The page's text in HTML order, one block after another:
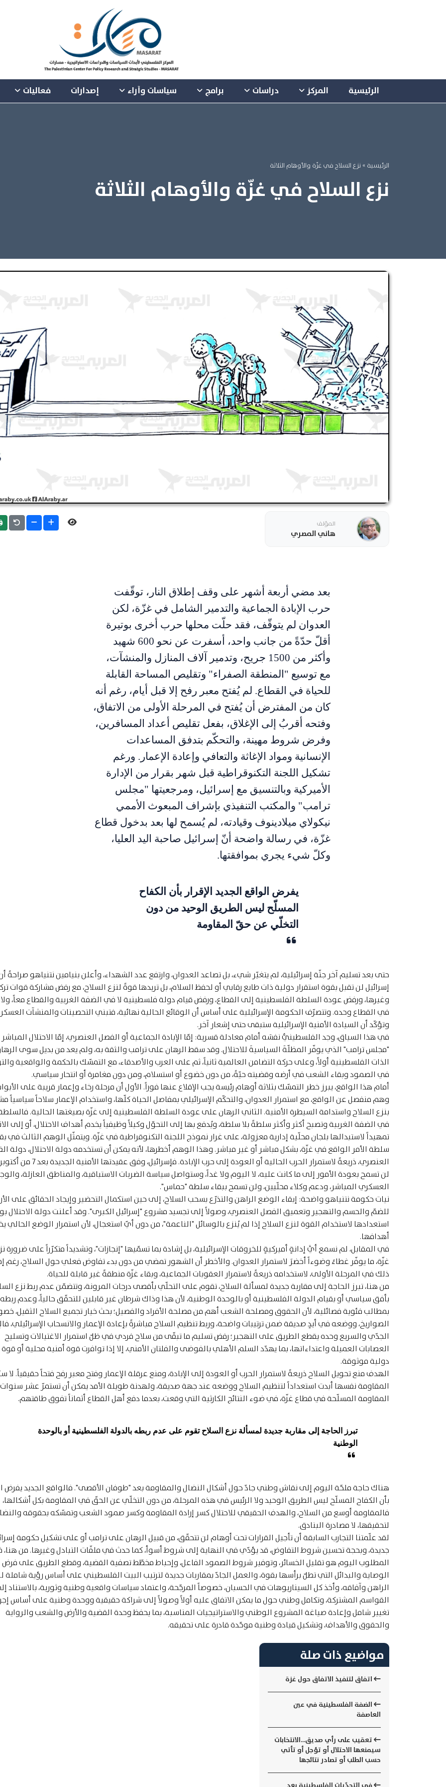
الرئيسية المركز دراسات برامج سياسات وآراء إصدارات فعاليات
الرئيسية » نزع السلاح في غزّة والأوهام الثلاثة
نزع السلاح في غزّة والأوهام الثلاثة
المؤلف
هاني المصري
بعد مضي أربعة أشهر على وقف إطلاق النار، توقّفت
حرب الإبادة الجماعية والتدمير الشامل في غزّة، لكن
العدوان لم يتوقّف، فقد حلّت محلها حرب أخرى بوتيرة
أقلّ حدّةً من جانب واحد، أسفرت عن نحو 600 شهيد
وأكثر من 1500 جريح، وتدمير آلاف المنازل والمنشآت،
مع توسيع "المنطقة الصفراء" وتقليص المساحة القابلة
للحياة في القطاع. لم يُفتح معبر رفح إلا قبل أيام، رغم أنه
كان من المفترض أن يُفتح في المرحلة الأولى من الاتفاق،
وفتحه أقربُ إلى الإغلاق، بفعل تقليص أعداد المسافرين،
وفرض شروط مهينة، والتحكّم بتدفق المساعدات
الإنسانية ومواد الإغاثة والتعافي وإعادة الإعمار. ورغم
تشكيل اللجنة التكنوقراطية قبل شهر بقرار من الإدارة
الأميركية وبالتنسيق مع إسرائيل، ومرجعيتها "مجلس
ترامب" والمكتب التنفيذي بإشراف المبعوث الأممي
نيكولاي ميلادينوف وقيادته، لم يُسمح لها بعد بدخول قطاع
غزّة، في رسالة واضحة أنّ إسرائيل صاحبة اليد العليا،
وكلّ شيء يجري بموافقتها.
يفرض الواقع الجديد الإقرار بأن الكفاح
المسلّح ليس الطريق الوحيد من دون
التخلّي عن حقّ المقاومة
حتى بعد تسليم آخر جثّة إسرائيلية، لم يتغيّر شيء، بل تصاعد العدوان، وارتفع عدد الشهداء، وأعلن بنيامين نتنياهو صراحةً
إسرائيل لن تقبل بقوة استقرار دولية ذات طابع رقابي أو لحفظ السلام، بل تريدها قوةً لنزع السلاح، مع رفض مشاركة قوات
وغيرها، ورفض عودة السلطة الفلسطينية إلى القطاع، ورفض قيام دولة فلسطينية لا في الضفة الغربية والقطاع معاً،
في القطاع وحده. وتتصرّف الحكومة الإسرائيلية على أساس أن الوقائع الحالية نهائية، فتبني التحصينات والمنشآت
وتؤكّد أن السيادة الأمنية الإسرائيلية ستبقى حتى إشعار آخر.
في هذا السياق، وجد الفلسطينيُّ نفسَه أمام معادلة قسرية: إمّا الإبادة الجماعية أو الفصل العنصري، إمّا الاحتلال المباشر
"مجلس ترامب" الذي يوفّر المظلّةَ السياسيةَ للاحتلال. وقد سقط الرهان على ترامب والثقة به، ولم يعد من بديل سوى
الذات الفلسطينية أولاً، وعلى حركة التضامن العالمية ثانياً، ثم على العرب والأصدقاء، مع التمسّك بالحكمة والواقعية
في الصمود وبقاء الشعب في أرضه وقضيته حيّةً، من دون خضوع أو استسلام، ومن دون مغامرة أو انتحار سياسي.
أمام هذا الواقع، يبرز خطر التمسّك بثلاثة أوهام رئيسة يجب الإقلاع عنها فوراً. الأول أن مرحلة رخاء وإعمار قريبة على
وهم منفصل عن الواقع، مع استمرار العدوان، والتحكّم الإسرائيلي بمفاصل الحياة كلّها، واستخدام الإعمار سلاحاً سياسياً
بنزع السلاح واستدامة السيطرة الأمنية. الثاني الرهان على عودة السلطة الفلسطينية إلى غزّة بصيغتها الحالية.
في الضفة الغربية وتصبح أكثر وأكثر سلطةً بلا سلطة، ويُدفع بها إلى التحوّل وكيلاً وظيفياً يخدم أهداف الاحتلال، أو إلى
تمهيداً لاستبدالها بلجان محلّية إدارية معزولة، على غرار نموذج اللجنة التكنوقراطية في غزّة. ويتمثّل الوهم الثالث في
سلطة الأمر الواقع في غزّة، بشكل مباشر أو غير مباشر. وهذا الوهم أخطرها، لأنه يمكن أن تستخدمه دولة الاحتلال، دولة
لن تسمح بعودة الأمور إلى ما كانت عليه، لا اليوم ولا غداً، وستواصل سياسة الضربات الاستباقية، والمناطق العازلة،
العسكري المباشر، ودعم وكلاء محلّيين، ولن تسمح ببقاء سلطة "حماس".
نيات حكومة نتنياهو واضحة: إبقاء الوضع الراهن والتذرّع بسحب السلاح، إلى حين استكمال التحضير وإيجاد الحقائق على
للضمّ والحسم والتهجير وتعميق الفصل العنصري، وصولاً إلى تجسيد مشروع "إسرائيل الكبرى". وقد أعلنت دولة الاحتلال
استعدادها لاستخدام القوة لنزع السلاح إذا لم يُنزع بالوسائل "الناعمة"، من دون أيّ استعجال، لأن استمرار الوضع الحالي
أهدافها.
في المقابل، لم نسمع أيَّ إدانةٍ أميركيةٍ للخروقات الإسرائيلية، بل إشادة بما تسمّيها "إنجازات"، وتشديداً متكرّراً على ضرورة
غزّة، ما يوفّر غطاءً وضوءاً أخضرَ لاستمرار العدوان. والأخطر أن الشهور تمضي من دون بدء تفاوض فعلي حول السلاح، رغم
ذلك في المرحلة الأولى، لاستخدامه ذريعةً لاستمرار العقوبات الجماعية، وبقاء غزّة منطقةً غير قابلة للحياة.
من هنا، تبرز الحاجة إلى مقاربة جديدة لمسألة السلاح، تقوم على التحلّي بأقصى درجات المرونة، وتتضمّن عدم ربط نزع
بأفق سياسي أو بقيام الدولة الفلسطينية أو بالوحدة الوطنية، لأن هذا وذاك شرطان غير قابلين للتحقّق حالياً، وعدم ربطه
بمطالب فئوية فصائلية، لأن الحقوق ومصلحة الشعب أهم من مصلحة الأفراد والفصيل؛ بحث خيار تجميع السلاح الثقيل،
الصواريخ، ووضعه في أيدٍ صديقة ضمن ترتيبات واضحة، وربط تنظيم السلاح مباشرةً بإعادة الإعمار والانسحاب الإسرائيلي،
الجدّي والسريع وحده يقطع الطريق على التهجير؛ رفض تسليم ما تبقّى من سلاح فردي في ظلّ استمرار الاغتيالات وتسليح
العصابات العميلة واعتداءاتها، بما يهدّد السلم الأهلي بالفوضى والفلتان الأمني، إلا إذا توافرت قوة أمنية محلية أو قوة
دولية موثوقة.
الهدف منع تحويل السلاح ذريعةً لاستمرار الحرب أو العودة إلى الإبادة، ومنع عرقلة الإعمار وفتح معبر رفح فتحاً حقيقياً. لا
المقاومة نفسها أبدت استعداداً لتنظيم السلاح ووضعه عند جهة صديقة، ولهدنة طويلة الأمد يمكن أن تستمرّ عشر
المقاومة المسلّحة في قطاع غزّة، في ضوء النتائج الكارثية التي وقعت، بعدما دفع أهل القطاع أثماناً تفوق طاقتهم.
تبرز الحاجة إلى مقاربة جديدة لمسألة نزع السلاح تقوم على عدم ربطه بالدولة الفلسطينية أو بالوحدة
الوطنية
هناك حاجة ملحّة اليوم إلى نقاش وطني جادّ حول أشكال النضال والمقاومة بعد "طوفان الأقصى". فالواقع الجديد يفرض
بأن الكفاح المسلّح ليس الطريق الوحيد ولا الرئيس في هذه المرحلة، من دون التخلّي عن الحقّ في المقاومة بكل أشكالها،
فالمقاومة أوسع من السلاح، والهدف الحقيقي للاحتلال كسر إرادة المقاومة وكسر صمود الشعب وتمسّكه بحقوقه
لتحقيقها، لا مصادرة البنادق.
لقد علّمتنا التجارب السابقة أن تأجيل القرارات تحت أوهام لن تتحقّق، من قبيل الرهان على ترامب أو على تشكيل حكومة
جديدة، وبحجة تحسين شروط التفاوض، قد يؤدّي في النهاية إلى شروط أسوأ، كما حدث في ملفّات التبادل وغيرها. من هنا،
المطلوب اليوم هو تقليل الخسائر، وتوفير شروط الصمود الفاعل، وإحباط مخطّط تصفية القضية، وقطع الطريق على فرض
الوصاية والبدائل التي تطلّ برأسها بقوة، والعمل الجادّ بمقاربات جديدة لترتيب البيت الفلسطيني على أساس رؤية شاملة
الراهن وآفاقه، وأخذ كل السيناريوهات في الحسبان، خصوصاً المرجّحة، واعتماد سياسات واقعية وطنية وثورية، بالاستناد
القواسم المشتركة، وتكامل وطني حول ما يمكن الاتفاق عليه أولاً وصولاً إلى شراكة حقيقية ووحدة وطنية على أساس
تغيير شامل وإعادة صياغة المشروع الوطني والاستراتيجيات المناسبة، بما يحفظ وحدة القضية والأرض والشعب والرواية
والحقوق والأهداف، وتشكيل قيادة وطنية موحّدة قادرة على تحقيقه.
مواضيع ذات صلة
اتفاق لتنفيذ الاتفاق حول غزة
الضفة الفلسطينية في عين
العاصفة
تعقيب على رأي صديق...الانتخابات
سيمنعها الاحتلال أو تؤجل أو تأتي
حسب الطلب أو تصادر نتائجها